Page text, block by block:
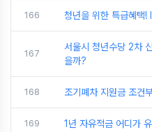
166 청년을 위한 특급혜택!
167
서울시 청년수당 2차
을까?
168 조기폐차 지원금 조건
169 1년 자유적금 어디가